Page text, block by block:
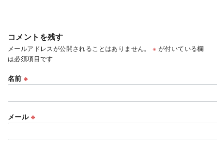
コメントを残す
メールアドレスが公開されることはありません。 ※ が付いている欄
は必須項目です
名前※
メール ※